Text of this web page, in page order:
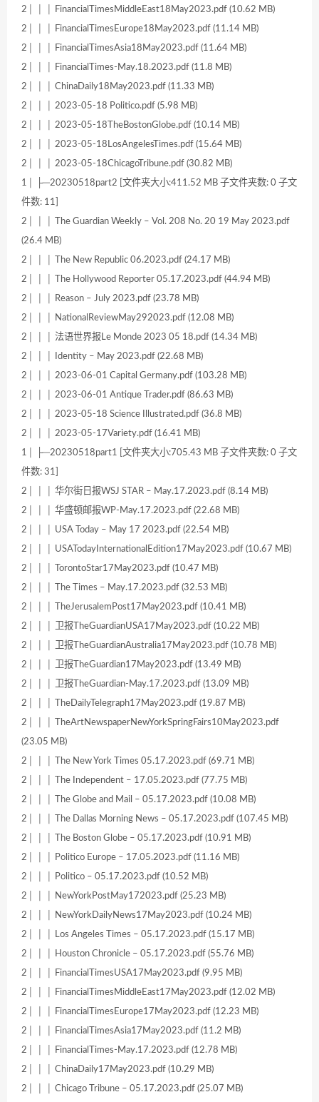
2│ │ │ FinancialTimesMiddleEast18May2023.pdf (10.62 MB)
2│ │ │ FinancialTimesEurope18May2023.pdf (11.14 MB)
2│ │ │ FinancialTimesAsia18May2023.pdf (11.64 MB)
2│ │ │ FinancialTimes-May.18.2023.pdf (11.8 MB)
2│ │ │ ChinaDaily18May2023.pdf (11.33 MB)
2│ │ │ 2023-05-18 Politico.pdf (5.98 MB)
2│ │ │ 2023-05-18TheBostonGlobe.pdf (10.14 MB)
2│ │ │ 2023-05-18LosAngelesTimes.pdf (15.64 MB)
2│ │ │ 2023-05-18ChicagoTribune.pdf (30.82 MB)
1│ ├─20230518part2 [文件夹大小:411.52 MB 子文件夹数: 0 子文
件数: 11]
2│ │ │ The Guardian Weekly – Vol. 208 No. 20 19 May 2023.pdf
(26.4 MB)
2│ │ │ The New Republic 06.2023.pdf (24.17 MB)
2│ │ │ The Hollywood Reporter 05.17.2023.pdf (44.94 MB)
2│ │ │ Reason – July 2023.pdf (23.78 MB)
2│ │ │ NationalReviewMay292023.pdf (12.08 MB)
2│ │ │ 法语世界报Le Monde 2023 05 18.pdf (14.34 MB)
2│ │ │ Identity – May 2023.pdf (22.68 MB)
2│ │ │ 2023-06-01 Capital Germany.pdf (103.28 MB)
2│ │ │ 2023-06-01 Antique Trader.pdf (86.63 MB)
2│ │ │ 2023-05-18 Science Illustrated.pdf (36.8 MB)
2│ │ │ 2023-05-17Variety.pdf (16.41 MB)
1│ ├─20230518part1 [文件夹大小:705.43 MB 子文件夹数: 0 子文
件数: 31]
2│ │ │ 华尔街日报WSJ STAR – May.17.2023.pdf (8.14 MB)
2│ │ │ 华盛顿邮报WP-May.17.2023.pdf (22.68 MB)
2│ │ │ USA Today – May 17 2023.pdf (22.54 MB)
2│ │ │ USATodayInternationalEdition17May2023.pdf (10.67 MB)
2│ │ │ TorontoStar17May2023.pdf (10.47 MB)
2│ │ │ The Times – May.17.2023.pdf (32.53 MB)
2│ │ │ TheJerusalemPost17May2023.pdf (10.41 MB)
2│ │ │ 卫报TheGuardianUSA17May2023.pdf (10.22 MB)
2│ │ │ 卫报TheGuardianAustralia17May2023.pdf (10.78 MB)
2│ │ │ 卫报TheGuardian17May2023.pdf (13.49 MB)
2│ │ │ 卫报TheGuardian-May.17.2023.pdf (13.09 MB)
2│ │ │ TheDailyTelegraph17May2023.pdf (19.87 MB)
2│ │ │ TheArtNewspaperNewYorkSpringFairs10May2023.pdf
(23.05 MB)
2│ │ │ The New York Times 05.17.2023.pdf (69.71 MB)
2│ │ │ The Independent – 17.05.2023.pdf (77.75 MB)
2│ │ │ The Globe and Mail – 05.17.2023.pdf (10.08 MB)
2│ │ │ The Dallas Morning News – 05.17.2023.pdf (107.45 MB)
2│ │ │ The Boston Globe – 05.17.2023.pdf (10.91 MB)
2│ │ │ Politico Europe – 17.05.2023.pdf (11.16 MB)
2│ │ │ Politico – 05.17.2023.pdf (10.52 MB)
2│ │ │ NewYorkPostMay172023.pdf (25.23 MB)
2│ │ │ NewYorkDailyNews17May2023.pdf (10.24 MB)
2│ │ │ Los Angeles Times – 05.17.2023.pdf (15.17 MB)
2│ │ │ Houston Chronicle – 05.17.2023.pdf (55.76 MB)
2│ │ │ FinancialTimesUSA17May2023.pdf (9.95 MB)
2│ │ │ FinancialTimesMiddleEast17May2023.pdf (12.02 MB)
2│ │ │ FinancialTimesEurope17May2023.pdf (12.23 MB)
2│ │ │ FinancialTimesAsia17May2023.pdf (11.2 MB)
2│ │ │ FinancialTimes-May.17.2023.pdf (12.78 MB)
2│ │ │ ChinaDaily17May2023.pdf (10.29 MB)
2│ │ │ Chicago Tribune – 05.17.2023.pdf (25.07 MB)